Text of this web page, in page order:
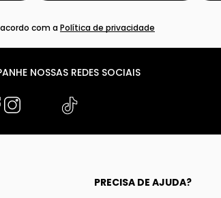
com aPolítica de privacidade
NOSSAS REDES SOCIAIS
PRECISA DE AJUDA?